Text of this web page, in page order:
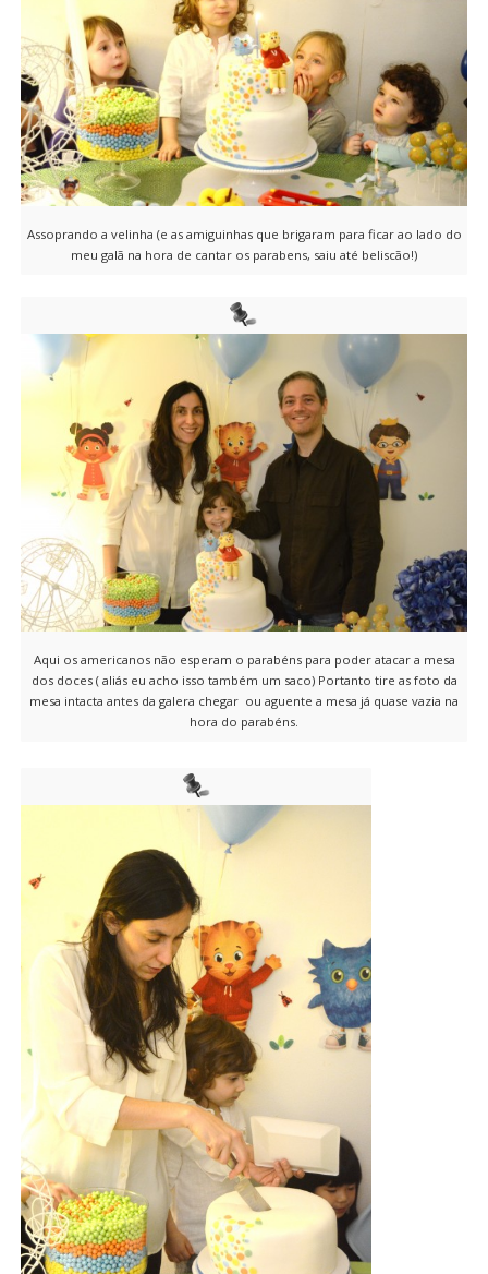
Assoprando a velinha (e as amiguinhas que brigaram para ficar ao lado do
meu galã na hora de cantar os parabens, saiu até beliscão!)
Aqui os americanos não esperam o parabéns para poder atacar a mesa
dos doces ( aliás eu acho isso também um saco) Portanto tire as foto da
mesa intacta antes da galera chegar ou aguente a mesa já quase vazia na
hora do parabéns.